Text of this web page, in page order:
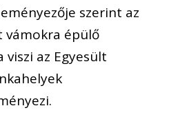
szerint az
épülő
az Egyesült